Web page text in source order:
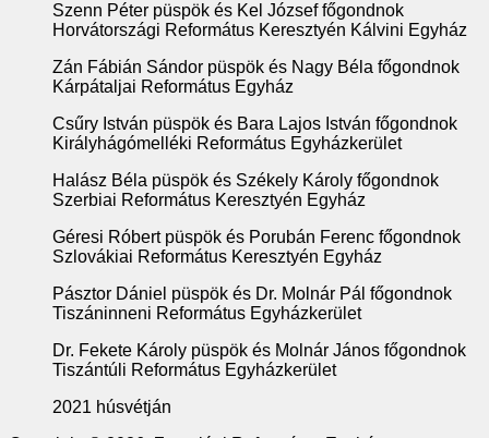
Szenn Péter püspök és Kel József főgondnok
Horvátországi Református Keresztyén Kálvini Egyház
Zán Fábián Sándor püspök és Nagy Béla főgondnok
Kárpátaljai Református Egyház
Csűry István püspök és Bara Lajos István főgondnok
Királyhágómelléki Református Egyházkerület
Halász Béla püspök és Székely Károly főgondnok
Szerbiai Református Keresztyén Egyház
Géresi Róbert püspök és Porubán Ferenc főgondnok
Szlovákiai Református Keresztyén Egyház
Pásztor Dániel püspök és Dr. Molnár Pál főgondnok
Tiszáninneni Református Egyházkerület
Dr. Fekete Károly püspök és Molnár János főgondnok
Tiszántúli Református Egyházkerület
2021 húsvétján